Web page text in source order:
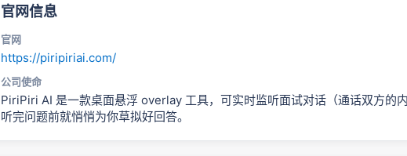
官网信息
官网
https://piripiriai.com/
公司使命
PiriPiri AI 是一款桌面悬浮 overlay 工具，可实时监听面试对话（通话双方的
听完问题前就悄悄为你草拟好回答。